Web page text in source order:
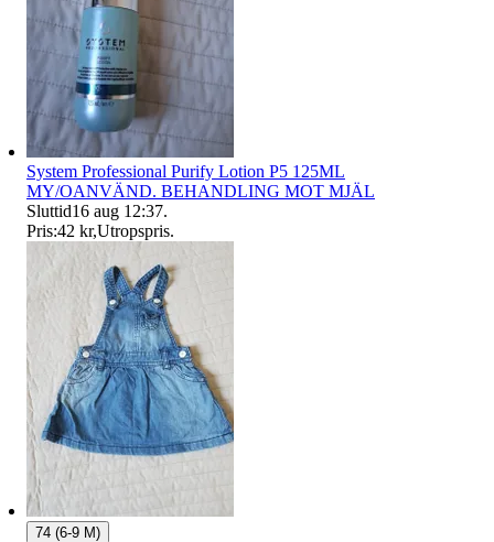
System Professional Purify Lotion P5 125ML
MY/OANVÄND. BEHANDLING MOT MJÄL
Sluttid16 aug 12:37.
Pris:42 kr,Utropspris.
74 (6-9 M)